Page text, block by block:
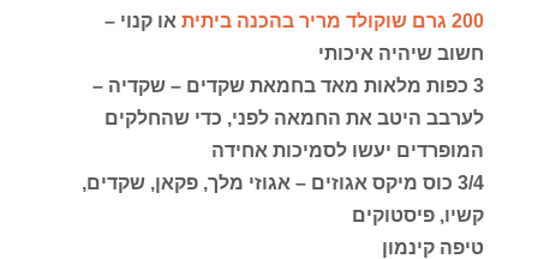
200 גרם שוקולד מריר בהכנה ביתית
או קנוי –
חשוב שיהיה איכותי
3 כפות מלאות מאד בחמאת שקדים – שקדיה –
לערבב היטב את החמאה לפני, כדי שהחלקים
המופרדים יעשו לסמיכות אחידה
3/4 כוס מיקס אגוזים – אגוזי מלך, פקאן, שקדים,
קשיו, פיסטוקים
טיפה קינמון